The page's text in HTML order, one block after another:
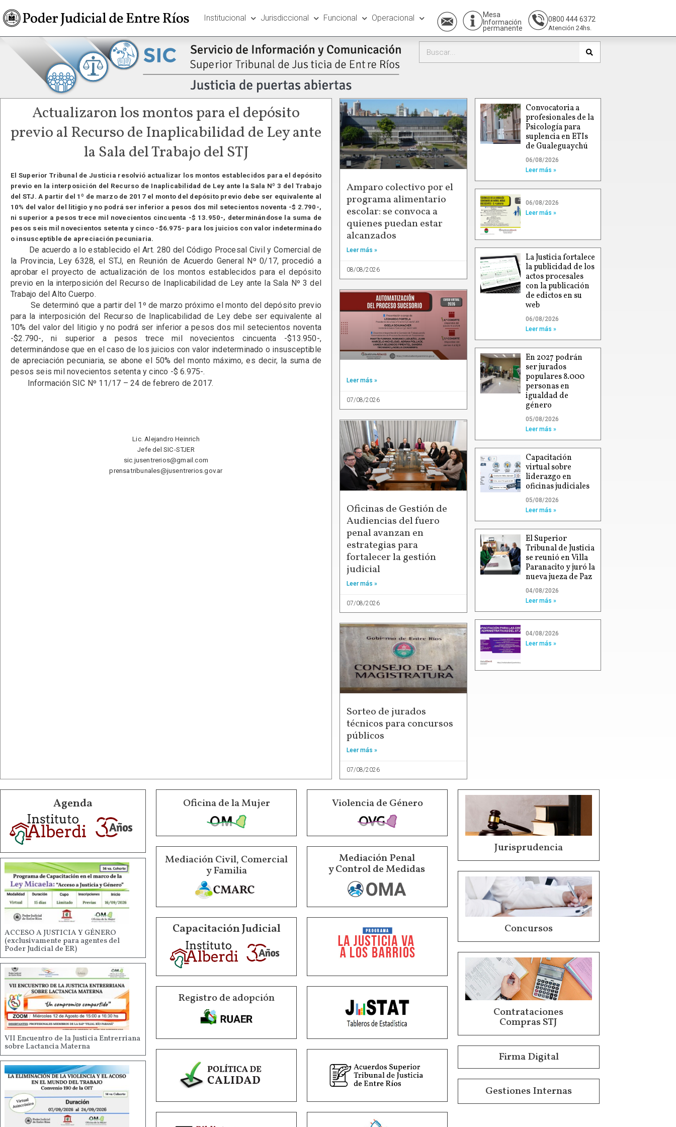
Institucional Jurisdiccional Funcional Operacional
Mesa
Información
permanente
0800 444 6372
Atención 24hs.
Actualizaron los montos para el depósito
previo al Recurso de Inaplicabilidad de Ley ante
la Sala del Trabajo del STJ
El Superior Tribunal de Justicia resolvió actualizar los montos establecidos para el depósito
previo en la interposición del Recurso de Inaplicabilidad de Ley ante la Sala Nº 3 del Trabajo
del STJ. A partir del 1º de marzo de 2017 el monto del depósito previo debe ser equivalente al
10% del valor del litigio y no podrá ser inferior a pesos dos mil setecientos noventa -$ 2.790-,
ni superior a pesos trece mil novecientos cincuenta -$ 13.950-, determinándose la suma de
pesos seis mil novecientos setenta y cinco -$6.975- para los juicios con valor indeterminado
o insusceptible de apreciación pecuniaria.
De acuerdo a lo establecido el Art. 280 del Código Procesal Civil y Comercial de
la Provincia, Ley 6328, el STJ, en Reunión de Acuerdo General Nº 0/17, procedió a
aprobar el proyecto de actualización de los montos establecidos para el depósito
previo en la interposición del Recurso de Inaplicabilidad de Ley ante la Sala Nº 3 del
Trabajo del Alto Cuerpo.
Se determinó que a partir del 1º de marzo próximo el monto del depósito previo
para la interposición del Recurso de Inaplicabilidad de Ley debe ser equivalente al
10% del valor del litigio y no podrá ser inferior a pesos dos mil setecientos noventa
-$2.790-, ni superior a pesos trece mil novecientos cincuenta -$13.950-,
determinándose que en el caso de los juicios con valor indeterminado o insusceptible
de apreciación pecuniaria, se abone el 50% del monto máximo, es decir, la suma de
pesos seis mil novecientos setenta y cinco -$ 6.975-.
Información SIC Nº 11/17 – 24 de febrero de 2017.
Lic. Alejandro Heinrich
Jefe del SIC-STJER
sic.jusentrerios@gmail.com
prensatribunales@jusentrerios.gov.ar
Amparo colectivo por el
programa alimentario
escolar: se convoca a
quienes puedan estar
alcanzados
Leer más »
08/08/2026
Leer más »
07/08/2026
Oficinas de Gestión de
Audiencias del fuero
penal avanzan en
estrategias para
fortalecer la gestión
judicial
Leer más »
07/08/2026
Sorteo de jurados
técnicos para concursos
públicos
Leer más »
07/08/2026
Convocatoria a
profesionales de la
Psicología para
suplencia en ETIs
de Gualeguaychú
06/08/2026
Leer más »
06/08/2026
Leer más »
La Justicia fortalece
la publicidad de los
actos procesales
con la publicación
de edictos en su
web
06/08/2026
Leer más »
En 2027 podrán
ser jurados
populares 8.000
personas en
igualdad de
género
05/08/2026
Leer más »
Capacitación
virtual sobre
liderazgo en
oficinas judiciales
05/08/2026
Leer más »
El Superior
Tribunal de Justicia
se reunió en Villa
Paranacito y juró la
nueva jueza de Paz
04/08/2026
Leer más »
04/08/2026
Leer más »
Agenda
ACCESO A JUSTICIA Y GÉNERO
(exclusivamente para agentes del
Poder Judicial de ER)
VII Encuentro de la Justicia Entrerriana
sobre Lactancia Materna
Oficina de la Mujer Violencia de Género
Mediación Civil, Comercial
y Familia
Mediación Penal
y Control de Medidas
Capacitación Judicial
Registro de adopción
Jurisprudencia
Concursos
Contrataciones
Compras STJ
Firma Digital
Gestiones Internas